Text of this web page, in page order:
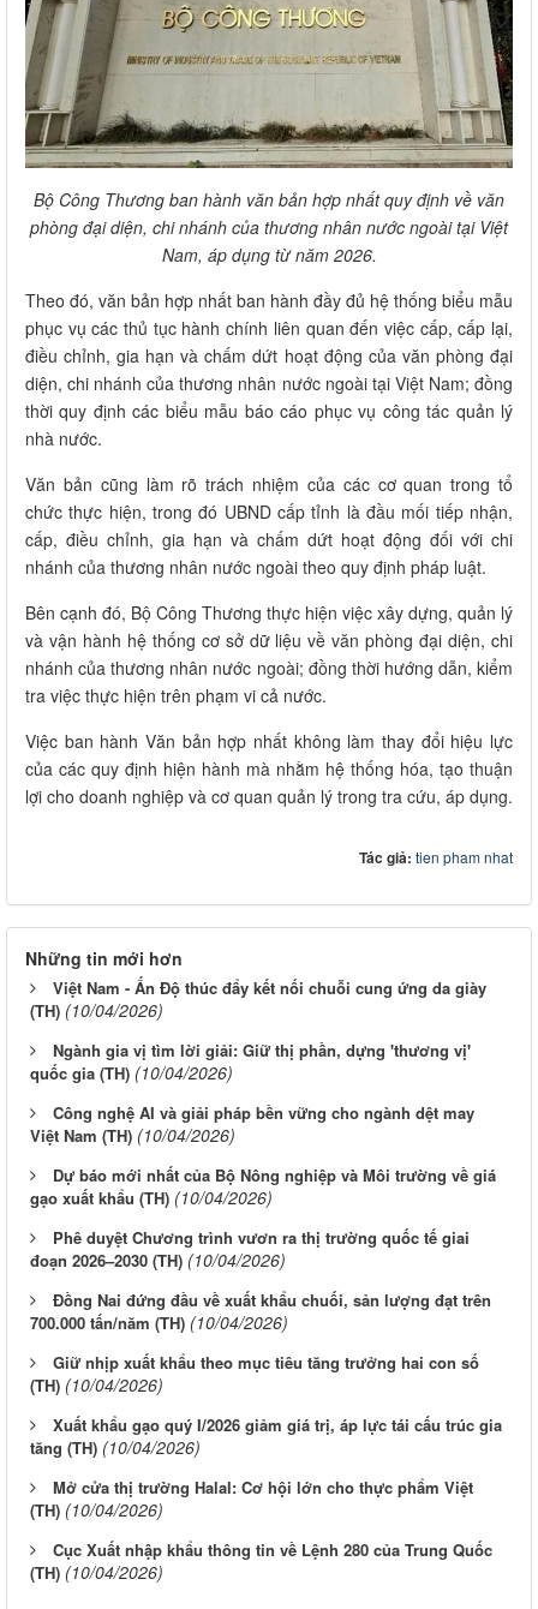
Bộ Công Thương ban hành văn bản hợp nhất quy định về văn
phòng đại diện, chi nhánh của thương nhân nước ngoài tại Việt
Nam, áp dụng từ năm 2026.
Theo đó, văn bản hợp nhất ban hành đầy đủ hệ thống biểu mẫu
phục vụ các thủ tục hành chính liên quan đến việc cấp, cấp lại,
điều chỉnh, gia hạn và chấm dứt hoạt động của văn phòng đại
diện, chi nhánh của thương nhân nước ngoài tại Việt Nam; đồng
thời quy định các biểu mẫu báo cáo phục vụ công tác quản lý
nhà nước.
Văn bản cũng làm rõ trách nhiệm của các cơ quan trong tổ
chức thực hiện, trong đó UBND cấp tỉnh là đầu mối tiếp nhận,
cấp, điều chỉnh, gia hạn và chấm dứt hoạt động đối với chi
nhánh của thương nhân nước ngoài theo quy định pháp luật.
Bên cạnh đó, Bộ Công Thương thực hiện việc xây dựng, quản lý
và vận hành hệ thống cơ sở dữ liệu về văn phòng đại diện, chi
nhánh của thương nhân nước ngoài; đồng thời hướng dẫn, kiểm
tra việc thực hiện trên phạm vi cả nước.
Việc ban hành Văn bản hợp nhất không làm thay đổi hiệu lực
của các quy định hiện hành mà nhằm hệ thống hóa, tạo thuận
lợi cho doanh nghiệp và cơ quan quản lý trong tra cứu, áp dụng.
Tác giả: tien pham nhat
Những tin mới hơn
Việt Nam - Ấn Độ thúc đẩy kết nối chuỗi cung ứng da giày
(TH) (10/04/2026)
Ngành gia vị tìm lời giải: Giữ thị phần, dựng 'thương vị'
quốc gia (TH) (10/04/2026)
Công nghệ AI và giải pháp bền vững cho ngành dệt may
Việt Nam (TH) (10/04/2026)
Dự báo mới nhất của Bộ Nông nghiệp và Môi trường về giá
gạo xuất khẩu (TH) (10/04/2026)
Phê duyệt Chương trình vươn ra thị trường quốc tế giai
đoạn 2026–2030 (TH) (10/04/2026)
Đồng Nai đứng đầu về xuất khẩu chuối, sản lượng đạt trên
700.000 tấn/năm (TH) (10/04/2026)
Giữ nhịp xuất khẩu theo mục tiêu tăng trưởng hai con số
(TH) (10/04/2026)
Xuất khẩu gạo quý I/2026 giảm giá trị, áp lực tái cấu trúc gia
tăng (TH) (10/04/2026)
Mở cửa thị trường Halal: Cơ hội lớn cho thực phẩm Việt
(TH) (10/04/2026)
Cục Xuất nhập khẩu thông tin về Lệnh 280 của Trung Quốc
(TH) (10/04/2026)